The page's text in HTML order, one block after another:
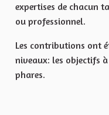
expertises de chacun
ou professionnel.
Les contributions ont
niveaux: les objectifs
phares.